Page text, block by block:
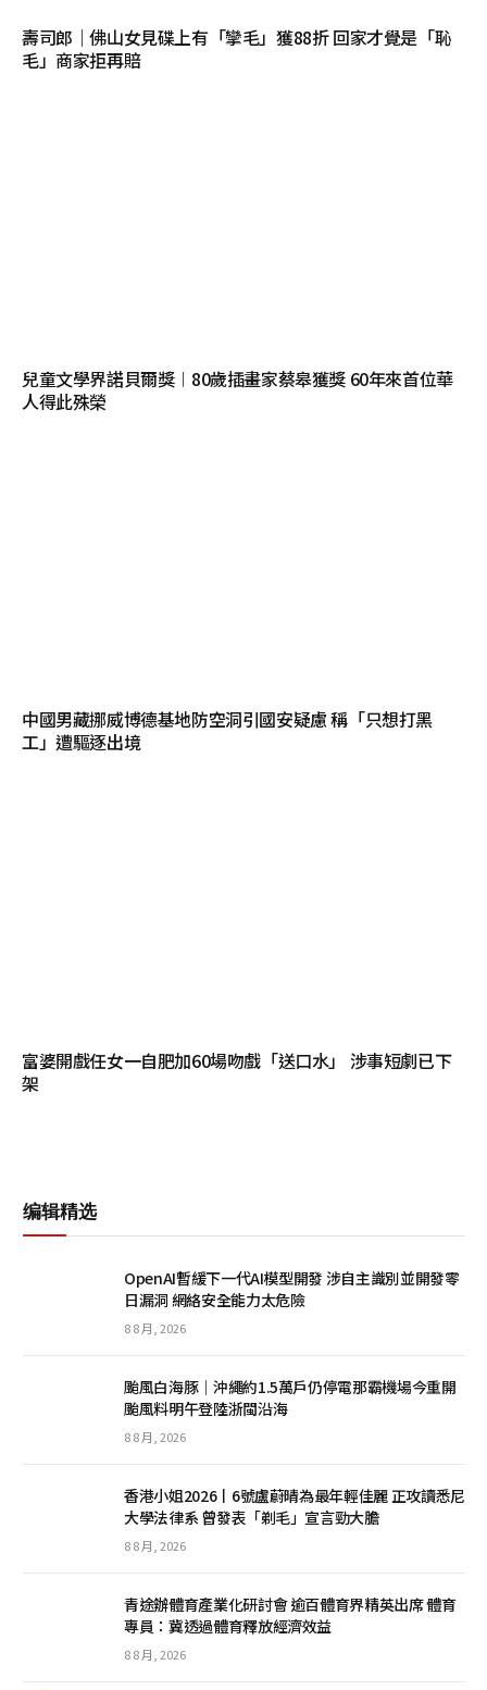
壽司郎｜佛山女見碟上有「攣毛」獲88折 回家才覺是「恥
毛」商家拒再賠
兒童文學界諾貝爾獎︱80歲插畫家蔡皋獲獎 60年來首位華
人得此殊榮
中國男藏挪威博德基地防空洞引國安疑慮 稱「只想打黑
工」遭驅逐出境
富婆開戲任女一自肥加60場吻戲「送口水」 涉事短劇已下
架
编辑精选
OpenAI暫緩下一代AI模型開發 涉自主識別並開發零
日漏洞 網絡安全能力太危險
8 8 月, 2026
颱風白海豚｜沖繩約1.5萬戶仍停電那霸機場今重開
颱風料明午登陸浙閩沿海
8 8 月, 2026
香港小姐2026丨6號盧蔚晴為最年輕佳麗 正攻讀悉尼
大學法律系 曾發表「剃毛」宣言勁大膽
8 8 月, 2026
青途辦體育產業化研討會 逾百體育界精英出席 體育
專員：冀透過體育釋放經濟效益
8 8 月, 2026